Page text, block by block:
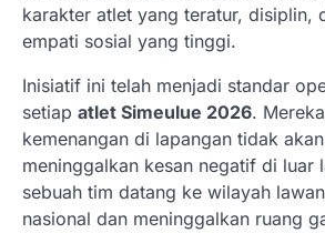
karakter atlet yang teratur, disiplin,
empati sosial yang tinggi.
Inisiatif ini telah menjadi standar
setiap atlet Simeulue 2026.
kemenangan di lapangan tidak
meninggalkan kesan negatif di luar
sebuah tim datang ke wilayah
nasional dan meninggalkan ruang